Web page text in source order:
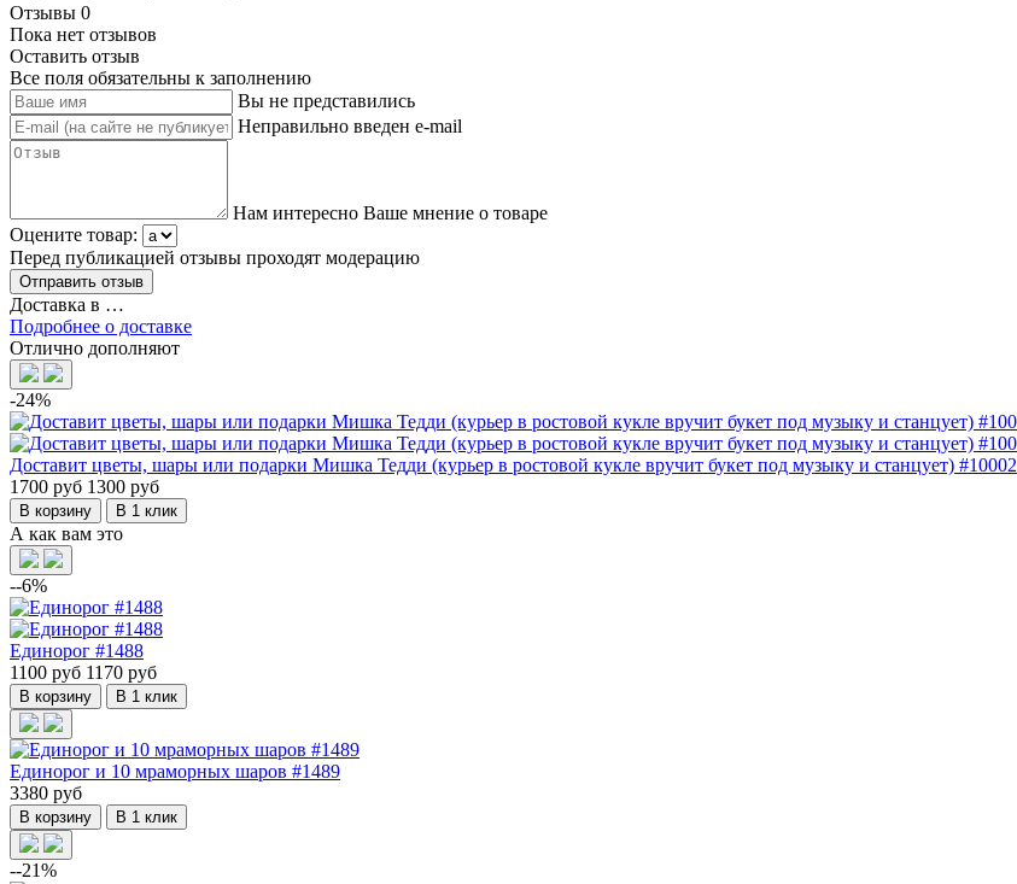
Отзывы 0
Пока нет отзывов
Оставить отзыв
Все поля обязательны к заполнению
Вы не представились
Неправильно введен e-mail
Нам интересно Ваше мнение о товаре
Оцените товар:
Перед публикацией отзывы проходят модерацию
Доставка в …
Подробнее о доставке
Отлично дополняют
-24%
Доставит цветы, шары или подарки Мишка Тедди (курьер в ростовой кукле вручит букет под музыку и станцует) #10002
1700 руб 1300 руб
В корзину В 1 клик
А как вам это
--6%
Единорог #1488
1100 руб 1170 руб
В корзину В 1 клик
Единорог и 10 мраморных шаров #1489
3380 руб
В корзину В 1 клик
--21%